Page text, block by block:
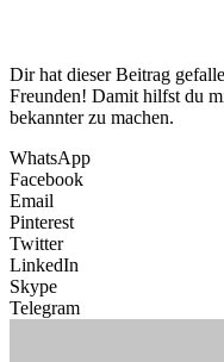
Dir hat dieser Beitrag
Freunden! Damit hilfst du
bekannter zu machen.
WhatsApp
Facebook
Email
Pinterest
Twitter
LinkedIn
Skype
Telegram